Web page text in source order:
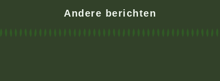
Andere berichten